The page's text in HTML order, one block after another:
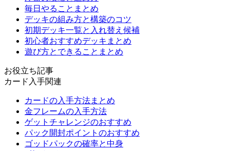
毎日やることまとめ
デッキの組み方と構築のコツ
初期デッキ一覧と入れ替え候補
初心者おすすめデッキまとめ
遊び方とできることまとめ
お役立ち記事
カード入手関連
カードの入手方法まとめ
金フレームの入手方法
ゲットチャレンジのおすすめ
パック開封ポイントのおすすめ
ゴッドパックの確率と中身